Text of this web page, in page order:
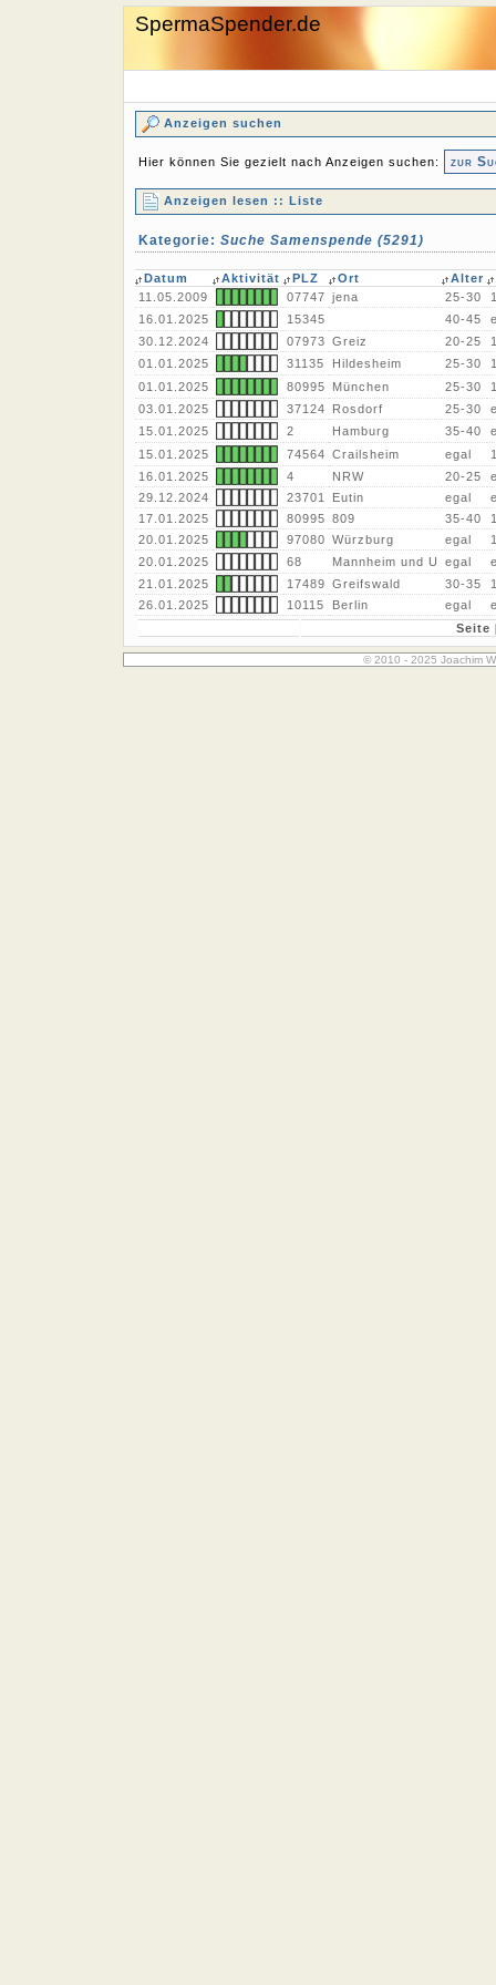
SpermaSpender.de
Anzeigen suchen
Hier können Sie gezielt nach Anzeigen suchen: zur
Anzeigen lesen :: Liste
Kategorie: Suche Samenspende (5291)
Datum Aktivität PLZ Ort Alter
11.05.2009
07747 jena 25-30
16.01.2025
15345 40-45
30.12.2024
07973 Greiz 20-25
01.01.2025
31135 Hildesheim 25-30
01.01.2025
80995 München 25-30
03.01.2025
37124 Rosdorf 25-30
15.01.2025
2 Hamburg 35-40
15.01.2025
74564 Crailsheim egal
16.01.2025
4 NRW 20-25
29.12.2024
23701 Eutin egal
17.01.2025
80995 809 35-40
20.01.2025
97080 Würzburg egal
20.01.2025
68 Mannheim und U egal
21.01.2025
17489 Greifswald 30-35
26.01.2025
10115 Berlin egal
Seite
© 2010 - 2025 Joachim